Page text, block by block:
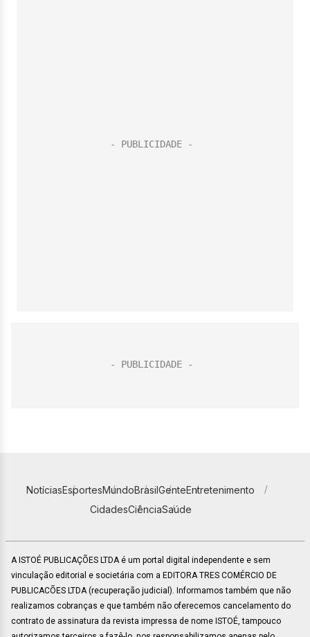
NotíciasEsportesMundoBrasilGenteEntretenimento
CidadesCiênciaSaúde
A ISTOÉ PUBLICAÇÕES LTDA é um portal digital independente e sem
vinculação editorial e societária com a EDITORA TRES COMÉRCIO DE
PUBLICACÕES LTDA (recuperação judicial). Informamos também que não
realizamos cobranças e que também não oferecemos cancelamento do
contrato de assinatura da revista impressa de nome ISTOÉ, tampouco